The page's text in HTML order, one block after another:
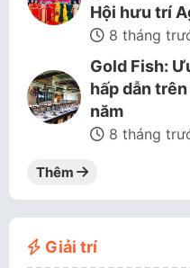
Hội hưu trí
8 tháng
Gold Fish:
hấp dẫn
năm
8 tháng
Thêm
Giải trí